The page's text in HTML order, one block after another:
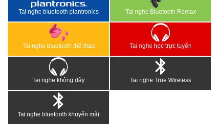
Tai nghe bluetooth plantronics Tai nghe Bluetooth Remax
Tai nghe bluetooth thể thao Tai nghe học trực tuyến
Tai nghe không dây Tai nghe True Wireless
Tai nghe bluetooth khuyến mãi